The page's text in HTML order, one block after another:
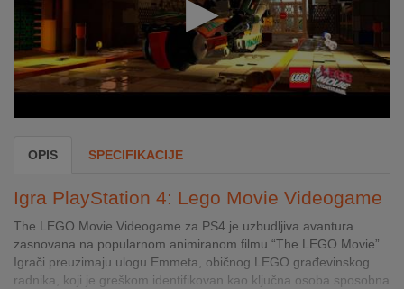
&
GAME
MOJ
NALOG
AKCIJE
OPIS SPECIFIKACIJE
Igra PlayStation 4: Lego Movie Videogame
The LEGO Movie Videogame za PS4 je uzbudljiva avantura
zasnovana na popularnom animiranom filmu “The LEGO Movie”.
Igrači preuzimaju ulogu Emmeta, običnog LEGO građevinskog
radnika, koji je greškom identifikovan kao ključna osoba sposobna